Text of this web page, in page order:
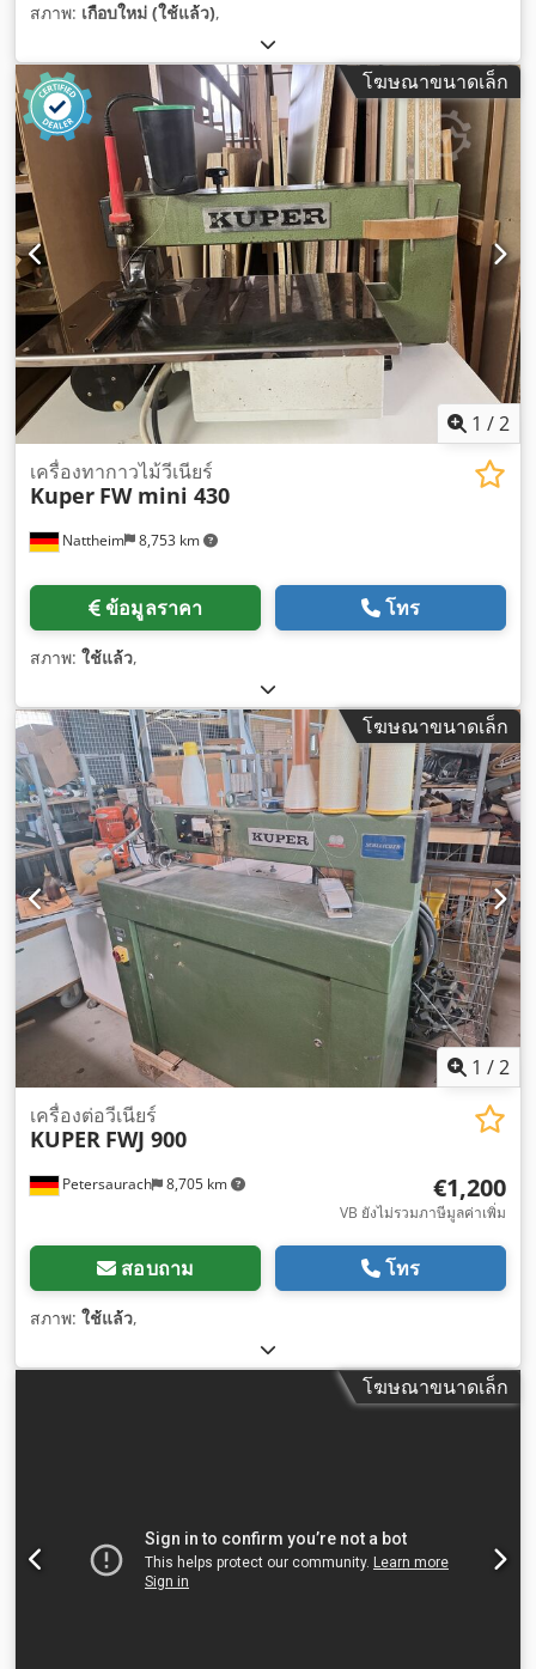
สภาพ: เกือบใหม่ (ใช้แล้ว),
โฆษณาขนาดเล็ก
1 /2
Nattheim 8,753 km
เครื่องทากาวไม้วีเนียร์
Kuper FW mini 430
ข้อมูลราคา โทร
สภาพ: ใช้แล้ว,
โฆษณาขนาดเล็ก
1 /2
Petersaurach 8,705 km
เครื่องต่อวีเนียร์
KUPER FWJ 900
€1,200
VB ยังไม่รวมภาษีมูลค่าเพิ่ม
สอบถาม โทร
สภาพ: ใช้แล้ว,
โฆษณาขนาดเล็ก